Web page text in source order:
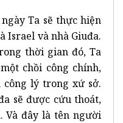
Ta sẽ thực hiện
Israel và nhà Giuđa.
thời gian đó, Ta
chồi công chính,
lý trong xứ sở.
sẽ được cứu thoát,
Và đây là tên người